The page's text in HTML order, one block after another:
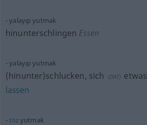
yalayıp yutmak
hinunterschlingen Essen
yalayıp yutmak
(hinunter)schlucken, sich (DAT) etwas
lassen
tozyutmak